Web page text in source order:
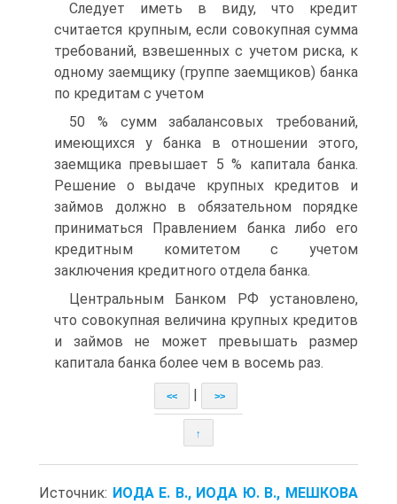
Следует иметь в виду, что кредит
считается крупным, если совокупная сумма
требований, взвешенных с учетом риска, к
одному заемщику (группе заемщиков) банка
по кредитам с учетом
50 % сумм забалансовых требований,
имеющихся у банка в отношении этого,
заемщика превышает 5 % капитала банка.
Решение о выдаче крупных кредитов и
займов должно в обязательном порядке
приниматься Правлением банка либо его
кредитным комитетом с учетом
заключения кредитного отдела банка.
Центральным Банком РФ установлено,
что совокупная величина крупных кредитов
и займов не может превышать размер
капитала банка более чем в восемь раз.
<< >>
↑
Источник: ИОДА Е. В., ИОДА Ю. В., МЕШКОВА